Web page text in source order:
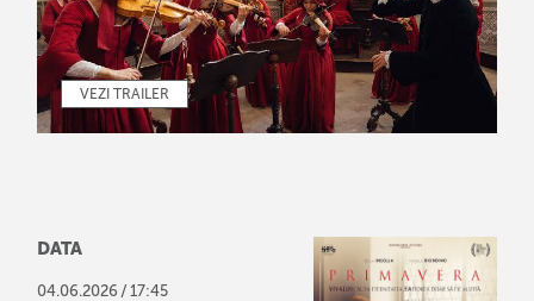
VEZI TRAILER
DATA
04.06.2026 / 17:45